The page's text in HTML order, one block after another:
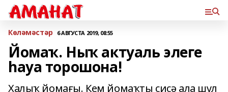
Көләмәстәр 6 АВГУСТА 2019, 08:55
Йомаҡ. Ныҡ актуаль элеге
һауа торошона!
Халыҡ йомағы. Кем йомаҡты сисә ала шул